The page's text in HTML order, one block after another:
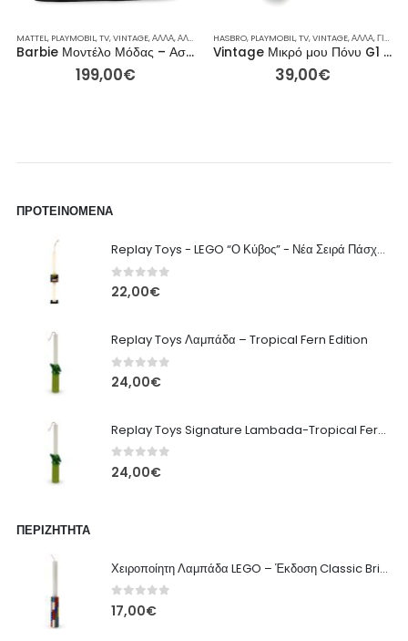
ΦΙΓΟΎΡΕΣ,ΦΙΓΟΎΡΕΣ ΔΡΆΣΗΣ
ΦΙΓΟΎΡΕΣ,ΦΙΓΟΎΡΕΣ ΔΡΆΣΗΣ
MATTEL, PLAYMOBIL,TV,VINTAGE,ΆΛΛΑ,ΆΛΛΑ ΓΙΑ ΕΚΕΊΝΟΝ / ΕΚΕΊΝΗ,ΕΤΑΙΡΕΊΕΣ,ΙΔΈΕΣ ΓΙΑ ΔΏΡΑ
Barbie Μοντέλο Μόδας – Ασπρόμαυρη Forever Doll FXF25 34.3εκ
199,00€
HASBRO, PLAYMOBIL,TV,VINTAGE,ΆΛΛΑ,ΓΙΑ ΕΚΕΊΝΟΝ / ΕΚΕΊΝΗ
Vintage Μικρό μου Πόνυ G1 – Skydancer (Κίτρινος Πήγασος) – 13εκ
39,00€
ΠΡΟΤΕΙΝΌΜΕΝΑ
Replay Toys - LEGO “Ο Κύβος” - Νέα Σειρά Πάσχα 2026 Λαμπάδα
0out of 5
22,00€
Replay Toys Λαμπάδα – Tropical Fern Edition
0 out of 5
24,00€
Replay Toys Signature Lambada-Tropical Fern edition 2026
0 out of 5
24,00€
ΠΕΡΙΖΉΤΗΤΑ
Χειροποίητη Λαμπάδα LEGO – Έκδοση Classic Brick
0out of 5
17,00€